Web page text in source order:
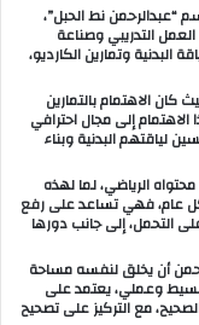
“عبدالرحمن نط الحبل”،
التدريبي وصناعة
وتمارين الكارديو،
الاهتمام بالتمارين
إلى مجال احترافي
البدنية وبناء
الرياضي، لما لهذه
عام، فهي تساعد على رفع
التحمل، إلى جانب دورها
أن يخلق لنفسه مساحة
وعملي، يعتمد على
مع التركيز على تصحيح